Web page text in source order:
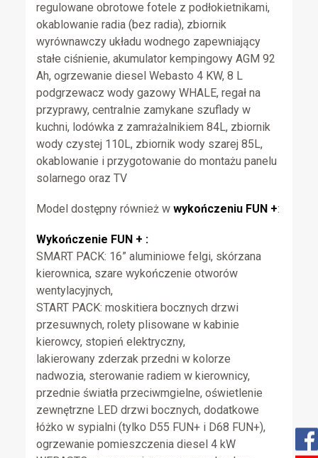
regulowane obrotowe fotele z podłokietnikami,
okablowanie radia (bez radia), zbiornik
wyrównawczy układu wodnego zapewniający
stałe ciśnienie, akumulator kempingowy AGM 92
Ah, ogrzewanie diesel Webasto 4 KW, 8 L
podgrzewacz wody gazowy WHALE, regał na
przyprawy, centralnie zamykane szuflady w
kuchni, lodówka z zamrażalnikiem 84L, zbiornik
wody czystej 110L, zbiornik wody szarej 85L,
okablowanie i przygotowanie do montażu panelu
solarnego oraz TV
Model dostępny również w wykończeniu FUN +:
Wykończenie FUN + :
SMART PACK: 16” aluminiowe felgi, skórzana
kierownica, szare wykończenie otworów
wentylacyjnych,
START PACK: moskitiera bocznych drzwi
przesuwnych, rolety plisowane w kabinie
kierowcy, stopień elektryczny,
lakierowany zderzak przedni w kolorze
nadwozia, sterowanie radiem w kierownicy,
przednie światła przeciwmgielne, oświetlenie
zewnętrzne LED drzwi bocznych, dodatkowe
łóżko w sypialni (tylko D55 FUN+ i D68 FUN+),
ogrzewanie pomieszczenia diesel 4 kW